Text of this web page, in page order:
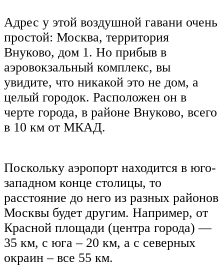
Адрес у этой воздушной гавани очень
простой: Москва, территория
Внуково, дом 1. Но прибыв в
аэровокзальный комплекс, вы
увидите, что никакой это не дом, а
целый городок. Расположен он в
черте города, в районе Внуково, всего
в 10 км от МКАД.
Поскольку аэропорт находится в юго-
западном конце столицы, то
расстояние до него из разных районов
Москвы будет другим. Например, от
Красной площади (центра города) —
35 км, с юга – 20 км, а с северных
окраин – все 55 км.